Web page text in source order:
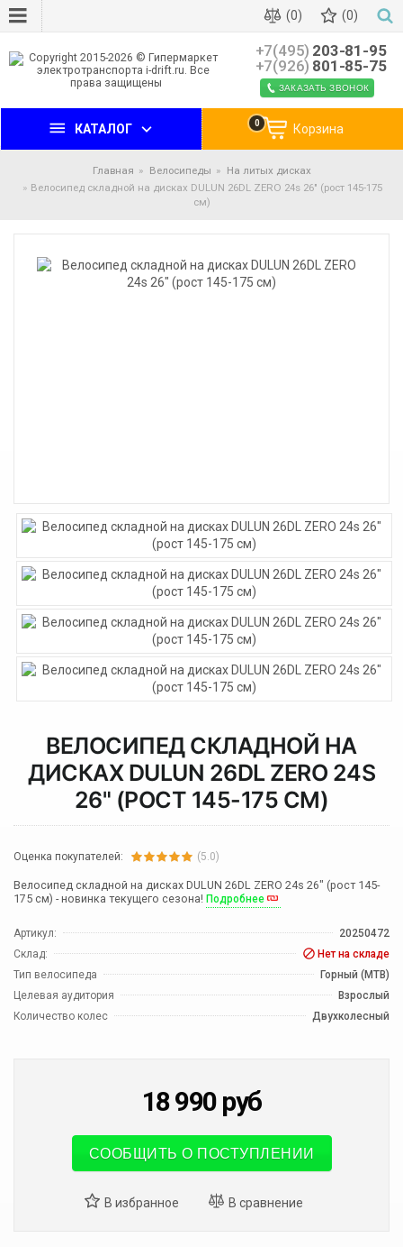
(0) (0)
+7(495) 203-81-95
+7(926) 801-85-75
ЗАКАЗАТЬ ЗВОНОК
КАТАЛОГ Корзина
0
Главная Велосипеды
На литых дисках
Велосипед складной на дисках DULUN 26DL ZERO 24s 26" (рост 145-175
см)
ВЕЛОСИПЕД СКЛАДНОЙ НА
ДИСКАХ DULUN 26DL ZERO 24S
26" (РОСТ 145-175 СМ)
Оценка покупателей: (5.0)
Велосипед складной на дисках DULUN 26DL ZERO 24s 26" (рост 145-
175 см) - новинка текущего сезона! Подробнее
Артикул:
20250472
Склад:
Нет на складе
Тип велосипеда
Горный (MTB)
Целевая аудитория
Взрослый
Количество колес
Двухколесный
18 990 руб
СООБЩИТЬ О ПОСТУПЛЕНИИ